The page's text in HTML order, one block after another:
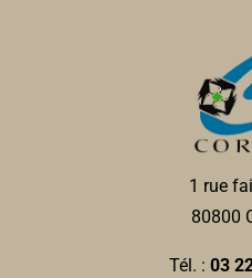
1 rue
80800
Tél. : 03